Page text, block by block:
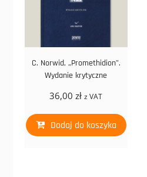
C. Norwid, „Promethidion”.
Wydanie krytyczne
36,00zł z VAT
Dodaj do koszyka